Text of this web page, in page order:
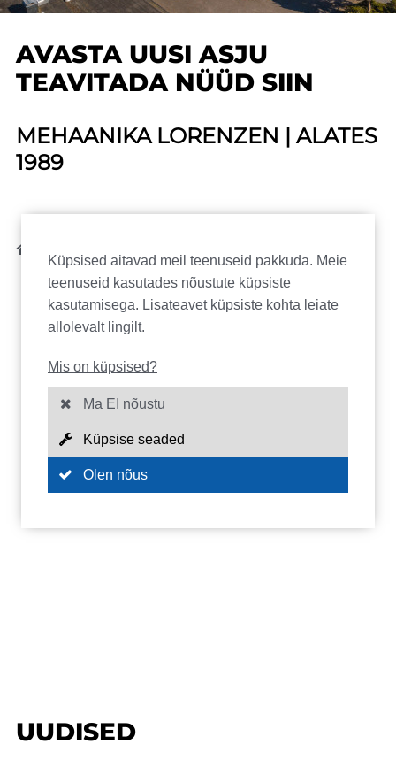
AVASTA UUSI ASJU
TEAVITADA NÜÜD SIIN
MEHAANIKA LORENZEN | ALATES
1989
H
UUDISED
Küpsised aitavad meil teenuseid pakkuda. Meie
teenuseid kasutades nõustute küpsiste
kasutamisega. Lisateavet küpsiste kohta leiate
allolevalt lingilt.
Mis on küpsised?
Ma EI nõustu
Küpsise seaded
Olen nõus